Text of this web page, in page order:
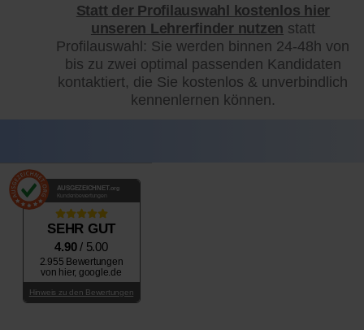
Statt der Profilauswahl kostenlos hier
unseren Lehrerfinder nutzen statt
Profilauswahl: Sie werden binnen 24-48h von
bis zu zwei optimal passenden Kandidaten
kontaktiert, die Sie kostenlos & unverbindlich
kennenlernen können.
AUSGEZEICHNET .org
Kundenbewertungen
SEHR GUT
4.90/ 5.00
2.955 Bewertungen
von hier, google.de
Hinweis zu den Bewertungen